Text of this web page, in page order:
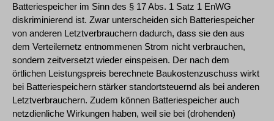
Batteriespeicher im Sinn des § 17 Abs. 1 Satz 1 EnWG
diskriminierend ist. Zwar unterscheiden sich Batteriespeicher
von anderen Letztverbrauchern dadurch, dass sie den aus
dem Verteilernetz entnommenen Strom nicht verbrauchen,
sondern zeitversetzt wieder einspeisen. Der nach dem
örtlichen Leistungspreis berechnete Baukostenzuschuss wirkt
bei Batteriespeichern stärker standortsteuernd als bei anderen
Letztverbrauchern. Zudem können Batteriespeicher auch
netzdienliche Wirkungen haben, weil sie bei (drohenden)